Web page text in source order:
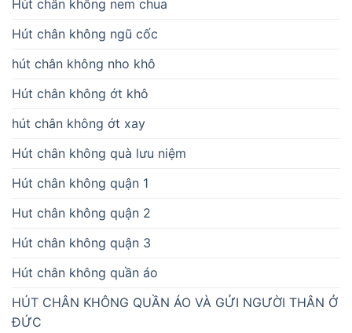
Hút chân không nem chua
Hút chân không ngũ cốc
hút chân không nho khô
Hút chân không ớt khô
hút chân không ớt xay
Hút chân không quà lưu niệm
Hút chân không quận 1
Hut chân không quận 2
Hút chân không quận 3
Hút chân không quần áo
HÚT CHÂN KHÔNG QUẦN ÁO VÀ GỬI NGƯỜI THÂN Ở
ĐỨC